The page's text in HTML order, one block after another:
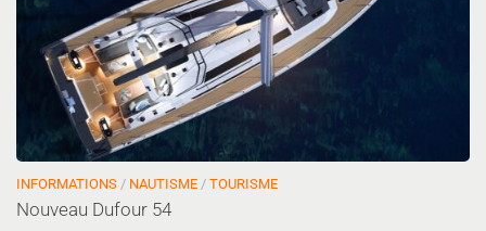
INFORMATIONS / NAUTISME / TOURISME
Nouveau Dufour 54